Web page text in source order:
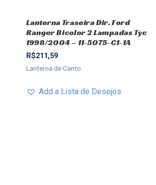
Lanterna Traseira Dir. Ford
Ranger Bicolor 2 Lampadas Tyc
1998/2004 – 11-5075-C1-1A
R$211,59
Lanterna de Canto
Add a Lista de Desejos